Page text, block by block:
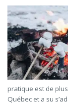
pratique est de
Québec et a su